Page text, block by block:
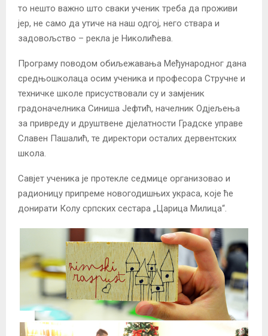
то нешто важно што сваки ученик треба да проживи
јер, не само да утиче на наш одгој, него ствара и
задовољство – рекла је Николићева.
Програму поводом обиљежавања Међународног дана
средњошколаца осим ученика и професора Стручне и
техничке школе присуствовали су и замјеник
градоначелника Синиша Јефтић, начелник Одјељења
за привреду и друштвене дјелатности Градске управе
Славен Пашалић, те директори осталих дервентских
школа.
Савјет ученика је протекле седмице организовао и
радионицу припреме новогодишњих украса, које ће
донирати Колу српских сестара „Царица Милица“.